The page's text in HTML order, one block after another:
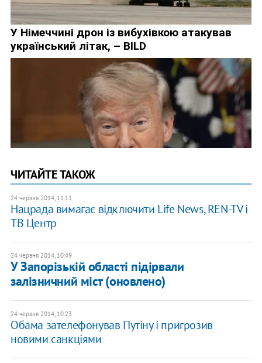
ЧИТАЙТЕ ТАКОЖ
24 червня 2014, 11:11
Нацрада вимагає відключити Life News, REN-TV і
ТВ Центр
24 червня 2014, 10:49
У Запорізькій області підірвали
залізничний міст (оновлено)
24 червня 2014, 10:23
Обама зателефонував Путіну і пригрозив
новими санкціями